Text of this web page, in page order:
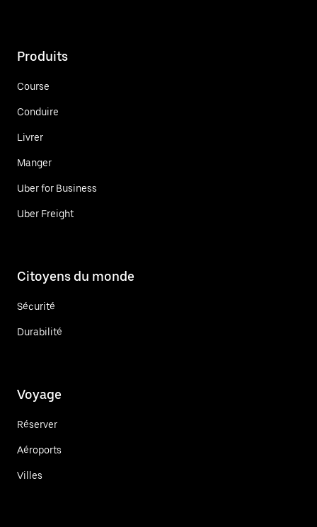
Produits
Course
Conduire
Livrer
Manger
Uber for Business
Uber Freight
Citoyens du monde
Sécurité
Durabilité
Voyage
Réserver
Aéroports
Villes